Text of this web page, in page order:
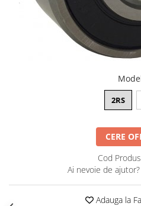
2RS
CERE
Cod
Ai nevoie de ajutor?
Adauga la